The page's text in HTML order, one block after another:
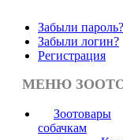
Забыли пароль?
Забыли логин?
Регистрация
МЕНЮ
Зоотовары
собачкам